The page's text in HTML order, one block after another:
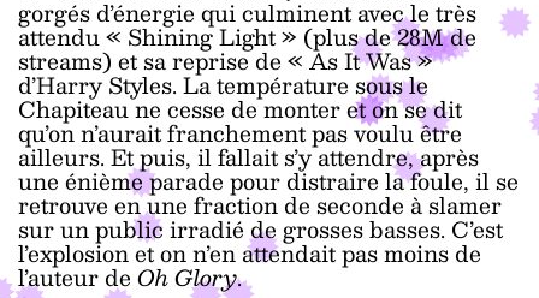
gorgés d’énergie qui culminent avec le très
attendu « Shining Light » (plus de 28M de
streams) et sa reprise de « As It Was »
d’Harry Styles. La température sous le
Chapiteau ne cesse de monter et on se dit
qu’on n’aurait franchement pas voulu être
ailleurs. Et puis, il fallait s’y attendre, après
une énième parade pour distraire la foule, il se
retrouve en une fraction de seconde à slamer
sur un public irradié de grosses basses. C’est
l’explosion et on n’en attendait pas moins de
l’auteur deOh Glory.